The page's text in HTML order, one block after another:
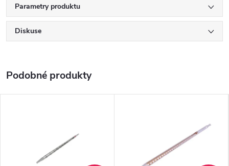
Parametry produktu
Diskuse